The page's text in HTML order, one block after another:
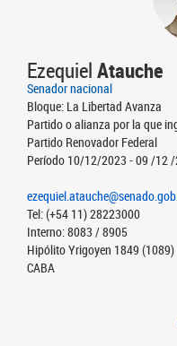
EzequielAtauche
Senador nacional
Bloque: La Libertad Avanza
Partido o alianza por la que
Partido Renovador Federal
Período 10/12/2023 - 09 /12
Tel: (+54 11) 28223000
Interno: 8083 / 8905
Hipólito Yrigoyen 1849 (1089)
CABA